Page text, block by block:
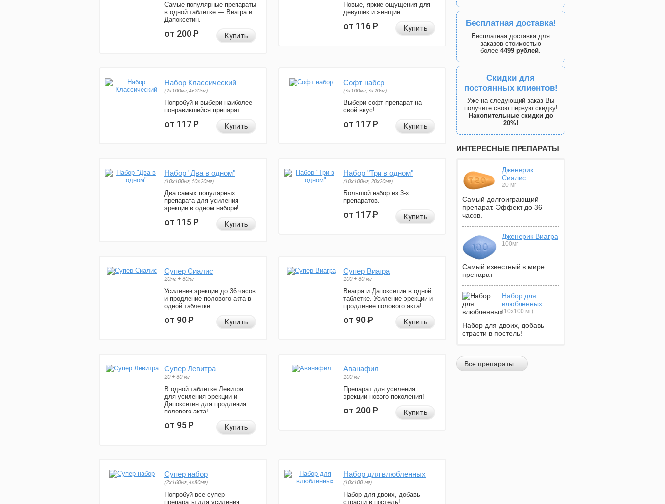
Самые популярные препараты
в одной таблетке — Виагра и
Дапоксетин.
от 200Р Купить
Новые, яркие ощущения для
девушек и женщин.
от 116Р Купить
Набор Классический
(2x100мг, 4x20мг)
Попробуй и выбери наиболее
понравившийся препарат.
от 117Р Купить
Софт набор
(3x100мг, 3x20мг)
Выбери софт-препарат на
свой вкус!
от 117Р Купить
Набор "Два в одном"
(10x100мг, 10x20мг)
Два самых популярных
препарата для усиления
эрекции в одном наборе!
от 115Р Купить
Набор "Три в одном"
(10x100мг, 20x20мг)
Большой набор из 3-х
препаратов.
от 117Р Купить
Супер Сиалис
20мг + 60мг
Усиление эрекции до 36 часов
и продление полового акта в
одной таблетке.
от 90Р Купить
Супер Виагра
100 + 60 мг
Виагра и Дапоксетин в одной
таблетке. Усиление эрекции и
продление полового акта!
от 90Р Купить
Супер Левитра
20 + 60 мг
В одной таблетке Левитра
для усиления эрекции и
Дапоксетин для продления
полового акта!
от 95Р Купить
Аванафил
100 мг
Препарат для усиления
эрекции нового поколения!
от 200Р Купить
Супер набор
(2х160мг, 4х80мг)
Попробуй все супер
препараты для усиления
Набор для влюбленных
(10х100 мг)
Набор для двоих, добавь
страсти в постель!
Бесплатная доставка!
Бесплатная доставка для
заказов стоимостью
более 4499 рублей.
Скидки для
постоянных клиентов!
Уже на следующий заказ Вы
получите свою первую скидку!
Накопительные скидки до
20%!
ИНТЕРЕСНЫЕ ПРЕПАРАТЫ
Дженерик
Сиалис
20 мг
Самый долгоиграющий
препарат. Эффект до 36
часов.
Дженерик Виагра
100мг
Самый известный в мире
препарат
Набор для
влюбленных
(10х100 мг)
Набор для двоих, добавь
страсти в постель!
Все препараты